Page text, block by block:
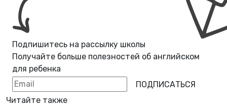
Подпишитесь на рассылку школы
Получайте больше полезностей об английском
для ребенка
ПОДПИСАТЬСЯ
Читайте также